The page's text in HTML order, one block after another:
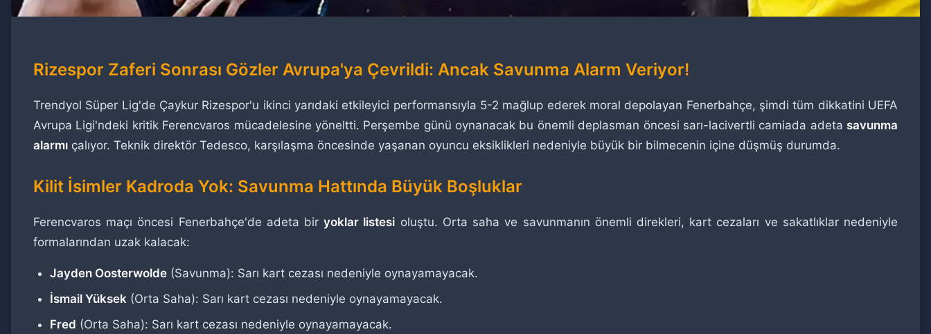
Rizespor Zaferi Sonrası Gözler Avrupa'ya Çevrildi: Ancak Savunma Alarm Veriyor!
Trendyol Süper Lig'de Çaykur Rizespor'u ikinci yarıdaki etkileyici performansıyla 5-2 mağlup ederek moral depolayan Fenerbahçe, şimdi tüm dikkatini UEFA
Avrupa Ligi'ndeki kritik Ferencvaros mücadelesine yöneltti. Perşembe günü oynanacak bu önemli deplasman öncesi sarı-lacivertli camiada adeta savunma
alarmı çalıyor. Teknik direktör Tedesco, karşılaşma öncesinde yaşanan oyuncu eksiklikleri nedeniyle büyük bir bilmecenin içine düşmüş durumda.
Kilit İsimler Kadroda Yok: Savunma Hattında Büyük Boşluklar
Ferencvaros maçı öncesi Fenerbahçe'de adeta biryoklar listesi oluştu. Orta saha ve savunmanın önemli direkleri, kart cezaları ve sakatlıklar nedeniyle
formalarından uzak kalacak:
Jayden Oosterwolde (Savunma): Sarı kart cezası nedeniyle oynayamayacak.
İsmail Yüksek (Orta Saha): Sarı kart cezası nedeniyle oynayamayacak.
Fred (Orta Saha): Sarı kart cezası nedeniyle oynayamayacak.